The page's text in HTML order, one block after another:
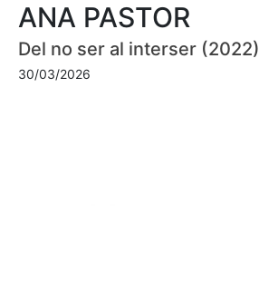
ANA PASTOR
Del no ser al interser (2022)
30/03/2026